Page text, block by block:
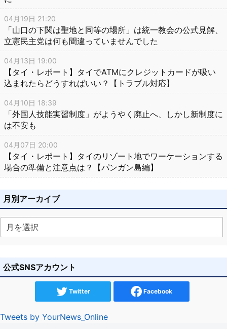
04月19日 21:20
「山口の下関は聖地と同等の場所」は統一教会の公式見解、
立憲民主党は何も間違っていませんでした
04月13日 19:00
【タイ・レポート】タイでATMにクレジットカードが吸い
込まれたらどうすればいい？【トラブル対応】
04月10日 18:39
「外国人技能実習制度」がようやく廃止へ、しかし新制度に
は不安も
04月07日 20:00
【タイ・レポート】タイのリゾート地でワーケーションする
場合の準備と注意点は？【パンガン島編】
月別アーカイブ
公式SNSアカウント
Twitter Facebook
Tweets by YourNews_Online